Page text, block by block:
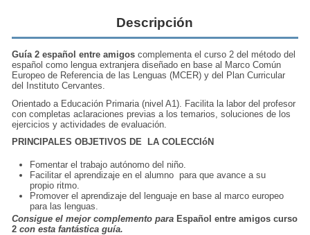
Descripción
Guía 2 español entre amigoscomplementa el curso 2 del método del
español como lengua extranjera diseñado en base al Marco Común
Europeo de Referencia de las Lenguas (MCER) y del Plan Curricular
del Instituto Cervantes.
Orientado a Educación Primaria (nivel A1). Facilita la labor del profesor
con completas aclaraciones previas a los temarios, soluciones de los
ejercicios y actividades de evaluación.
PRINCIPALES OBJETIVOS DE LA COLECCIóN
Fomentar eltrabajo autónomo del niño.
Facilitar el aprendizaje en el alumno para que avance a su
propio ritmo.
Promover elaprendizaje del lenguaje en base al marco europeo
para las lenguas.
Consigue el mejor complemento para Español entre amigos curso
2 con esta fantástica guía.